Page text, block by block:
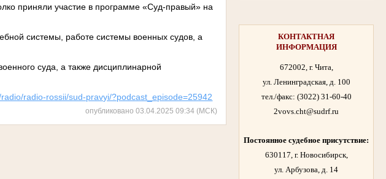
КОНТАКТНАЯ
ИНФОРМАЦИЯ
672002, г. Чита,
ул. Ленинградская, д. 100
тел./факс: (3022) 31-60-40
2vovs.cht@sudrf.ru
Постоянное судебное присутствие:
630117, г. Новосибирск,
ул. Арбузова, д. 14
приняли участие в программе «Суд-правый» на
системы, работе системы военных судов, а
суда, а также дисциплинарной
radio-rossii/sud-pravyi/?podcast_episode=25942
опубликовано 03.04.2025 09:34 (МСК)